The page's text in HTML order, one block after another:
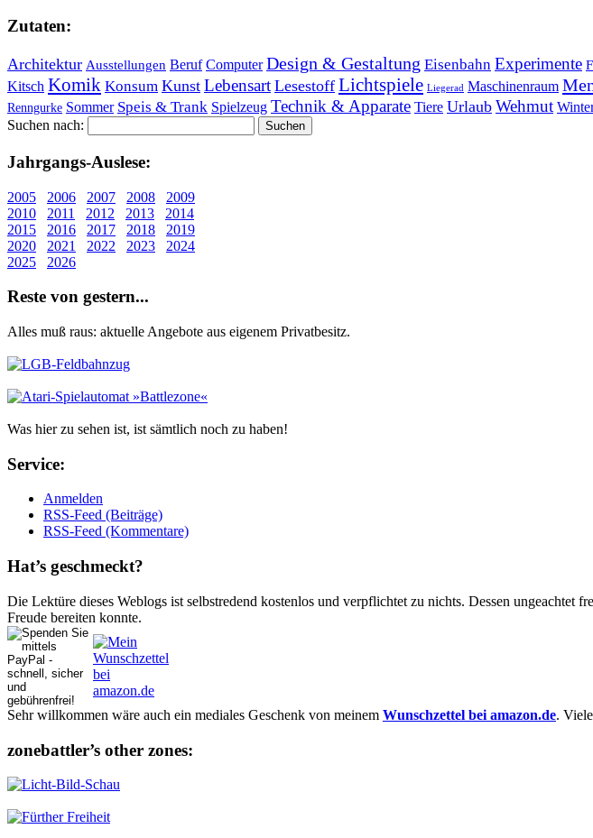
Zu­ta­ten:
Architektur Ausstellungen Beruf Computer Design & Gestaltung Eisenbahn Experimente
Kitsch Komik Konsum Kunst Lebensart Lesestoff Lichtspiele Liegerad Maschinenraum
Renngurke Sommer Speis & Trank Spielzeug Technik & Apparate Tiere Urlaub Wehmut
Suchen nach:
Jahr­gangs-Aus­le­se:
2005 2006 2007 2008
2009
2010
2011 2012 2013
2014
2015
2016 2017 2018
2019
2020
2021 2022 2023
2024
2025
2026
Re­ste von ge­stern...
Alles muß raus: aktuelle An­ge­bo­te aus eigenem Privatbesitz.
Was hier zu sehen ist, ist sämt­lich noch zu haben!
Ser­vice:
Anmelden
RSS-Feed (Beiträge)
RSS-Feed (Kommentare)
Hat’s ge­schmeckt?
Die Lektüre dieses Weblogs ist selbstredend kostenlos und ver­pflich­tet zu nichts. Dessen
Freude bereiten konnte.
Sehr willkommen wäre auch ein mediales Geschenk von meinem Wunschzettel bei amazon.de.
zonebattler’s other zo­nes: